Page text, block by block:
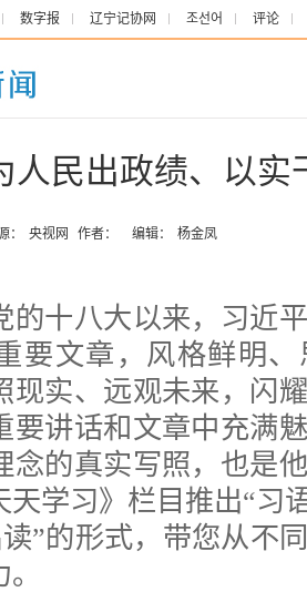
数字报 辽宁记协网 조선어 评论
人民出政绩、以实
： 央视网 作者： 编辑： 杨金凤
十八大以来，习近平
要文章，风格鲜明
现实、远观未来，闪
要讲话和文章中充满
念的真实写照，也是
天学习》栏目推出“习
”的形式，带您从不